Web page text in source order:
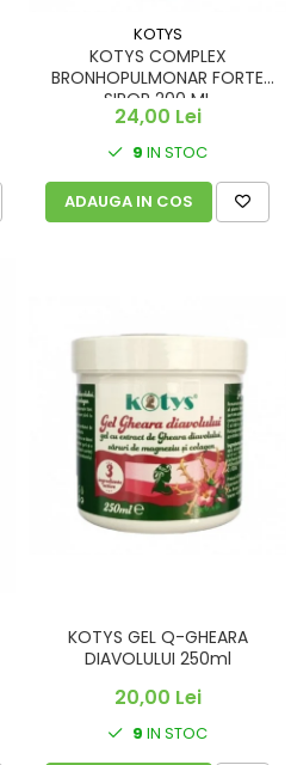
KOTYS
KOTYS COMPLEX
BRONHOPULMONAR FORTE
SIROP 200 ML
24,00 Lei
9 IN STOC
ADAUGA IN COS
KOTYS GEL Q-GHEARA
DIAVOLULUI 250ml
20,00 Lei
9 IN STOC